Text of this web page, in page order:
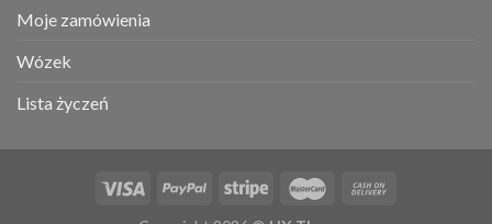
Moje zamówienia
Wózek
Lista życzeń